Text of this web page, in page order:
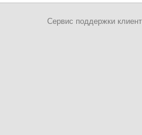
Сервис поддержки